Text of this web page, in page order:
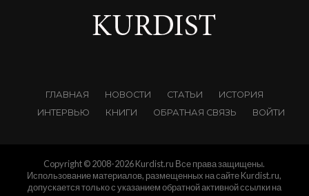
ГЛАВНАЯ НОВОСТИ СТАТЬИ
ИСТОРИЯ
ИНТЕРВЬЮ
КНИГИ ОБРАТНАЯ СВЯЗЬ ВОЙТИ
Copyright © 2008-2026 Kurdist.ru Все права защищены.
Использование материалов, размещенных на сайте Kurdist.ru,
допускается только с указанием обратной активной ссылки на